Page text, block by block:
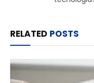
RELATED POSTS